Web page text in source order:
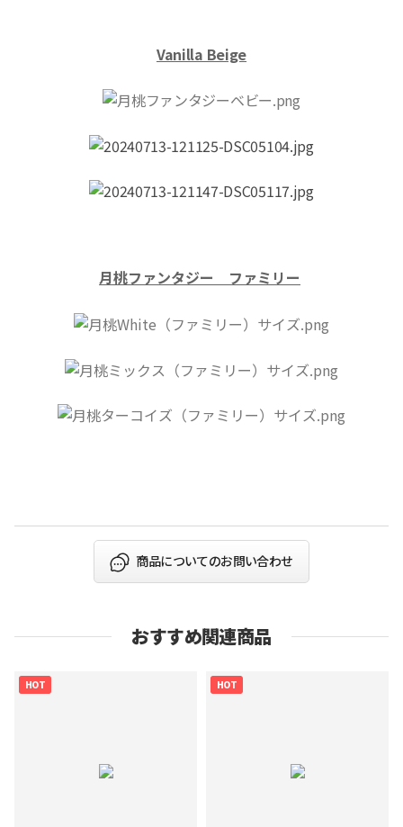
Vanilla Beige
月桃ファンタジー ファミリー
商品についてのお問い合わせ
おすすめ関連商品
HOT HOT